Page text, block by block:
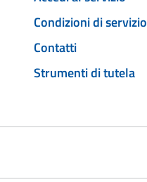
Condizioni di servizio
Contatti
Strumenti di tutela